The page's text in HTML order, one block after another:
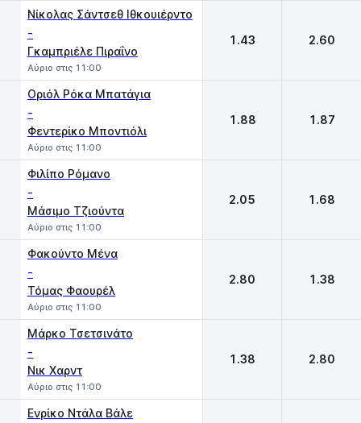
Νίκολας Σάντσεθ Ιθκουιέρντο
-
Γκαμπριέλε Πιραΐνο
Αύριο στις 11:00
1.43 2.60
Οριόλ Ρόκα Μπατάγια
-
Φεντερίκο Μποντιόλι
Αύριο στις 11:00
1.88 1.87
Φιλίπο Ρόμανο
-
Μάσιμο Τζιούντα
Αύριο στις 11:00
2.05 1.68
Φακούντο Μένα
-
Τόμας Φαουρέλ
Αύριο στις 11:00
2.80 1.38
Μάρκο Τσετσινάτο
-
Νικ Χαρντ
Αύριο στις 11:00
1.38 2.80
Ενρίκο Ντάλα Βάλε